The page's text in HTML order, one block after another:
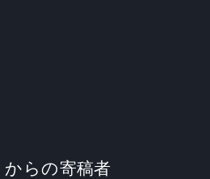
らの寄稿者